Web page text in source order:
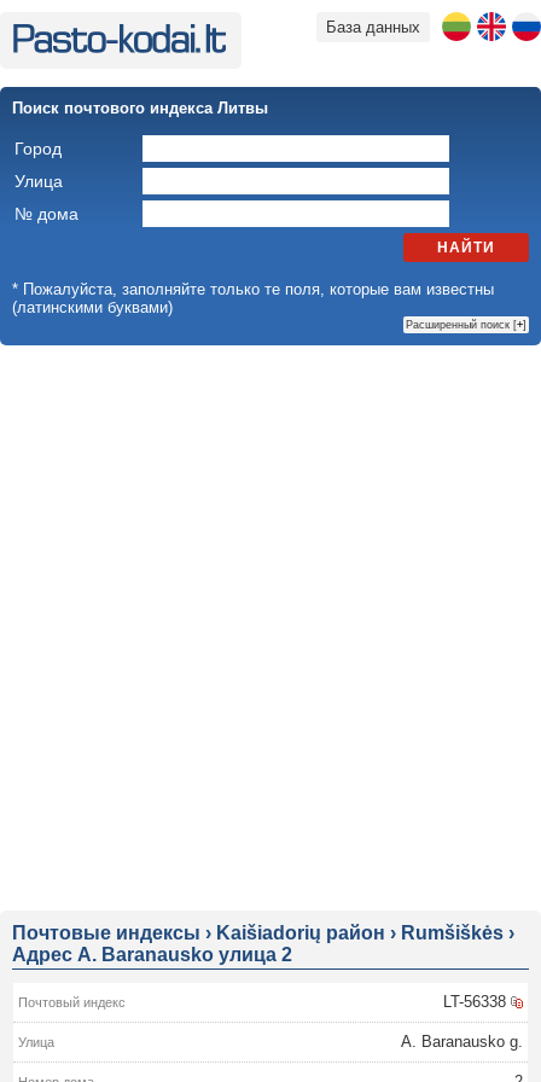
База данных
Поиск почтового индекса Литвы
Город
Улица
№ дома
НАЙТИ
* Пожалуйста, заполняйте только те поля, которые вам известны
(латинскими буквами)
Расширенный поиск [+]
Почтовые индексы › Kaišiadorių район › Rumšiškės ›
Адрес A. Baranausko улица 2
LT-56338
A. Baranausko g.